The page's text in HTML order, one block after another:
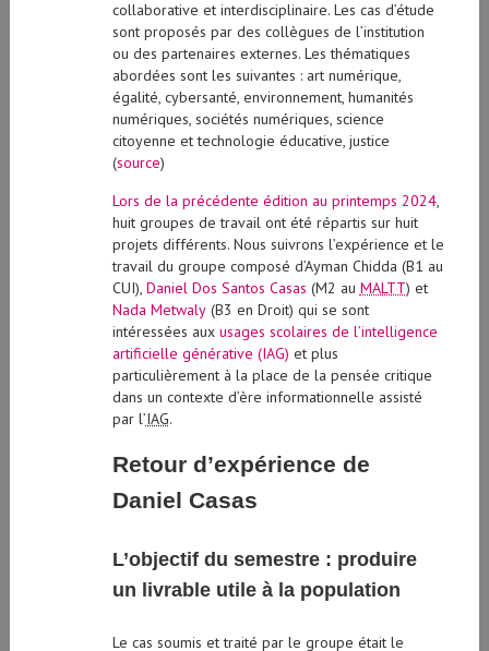
collaborative et interdisciplinaire. Les cas d’étude
sont proposés par des collègues de l’institution
ou des partenaires externes. Les thématiques
abordées sont les suivantes : art numérique,
égalité, cybersanté, environnement, humanités
numériques, sociétés numériques, science
citoyenne et technologie éducative, justice
(source)
Lors de la précédente édition au printemps 2024,
huit groupes de travail ont été répartis sur huit
projets différents. Nous suivrons l’expérience et le
travail du groupe composé d’Ayman Chidda (B1 au
CUI), Daniel Dos Santos Casas (M2 au MALTT) et
Nada Metwaly(B3 en Droit) qui se sont
intéressées aux usages scolaires de l’intelligence
artificielle générative (IAG) et plus
particulièrement à la place de la pensée critique
dans un contexte d’ère informationnelle assisté
par l’IAG.
Retour d’expérience de
Daniel Casas
L’objectif du semestre : produire
un livrable utile à la population
Le cas soumis et traité par le groupe était le